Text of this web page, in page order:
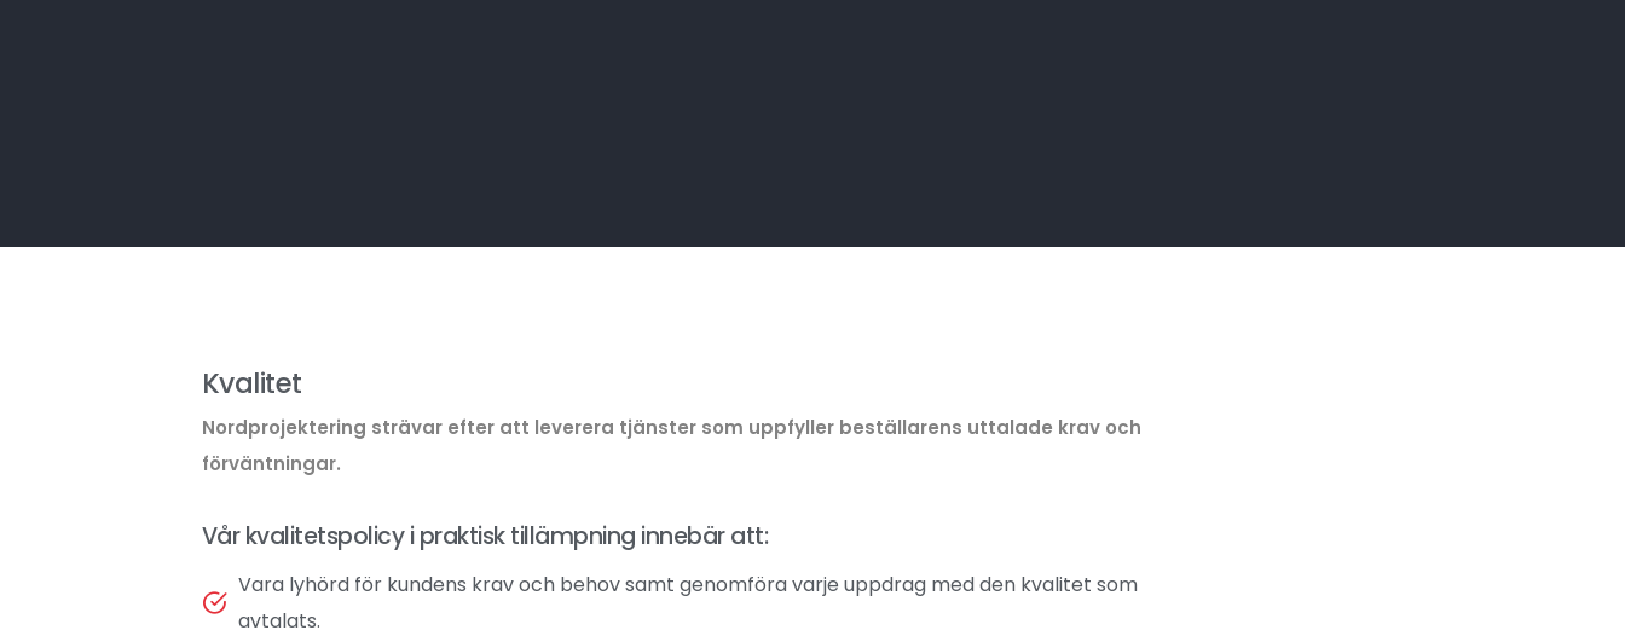
Kvalitet
Nordprojektering strävar efter att leverera tjänster som uppfyller beställarens uttalade krav och
förväntningar.
Vår kvalitetspolicy i praktisk tillämpning innebär att:
Vara lyhörd för kundens krav och behov samt genomföra varje uppdrag med den kvalitet som
avtalats.